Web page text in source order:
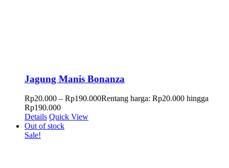
Jagung Manis Bonanza
Rp20.000 – Rp190.000Rentang harga: Rp20.000 hingga
Rp190.000
Details Quick View
Out of stock
Sale!